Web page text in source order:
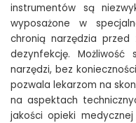
instrumentów są
wyposażone w
chronią narzędzia przed
dezynfekcję.
narzędzi, bez
pozwala lekarzom na
na aspektach
jakości opieki